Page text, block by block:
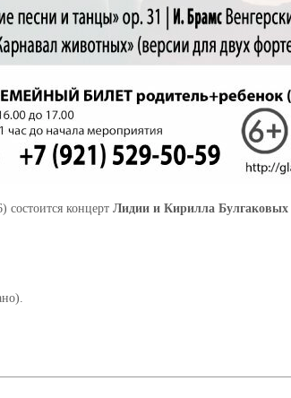
состоится концерт Лидии и Кирилла Булгаковых